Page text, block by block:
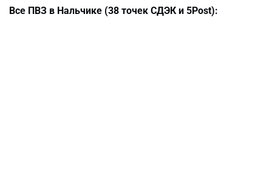
Все ПВЗ в Нальчике (38 точек СДЭК и 5Post):